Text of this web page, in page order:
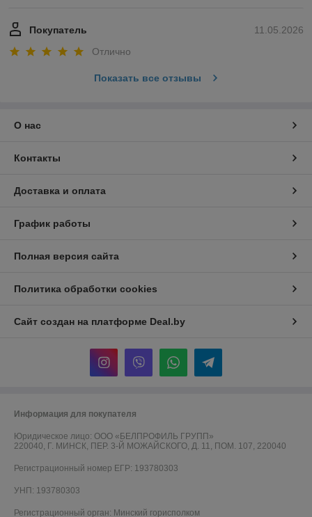
11.05.2026
Покупатель
Отлично
Показать все отзывы
О нас
Контакты
Доставка и оплата
График работы
Полная версия сайта
Политика обработки cookies
Сайт создан на платформе Deal.by
Информация для покупателя
Юридическое лицо: ООО «БЕЛПРОФИЛЬ ГРУПП»
220040, Г. МИНСК, ПЕР. 3-Й МОЖАЙСКОГО, Д. 11, ПОМ. 107, 220040
Регистрационный номер ЕГР: 193780303
УНП: 193780303
Регистрационный орган: Минский горисполком